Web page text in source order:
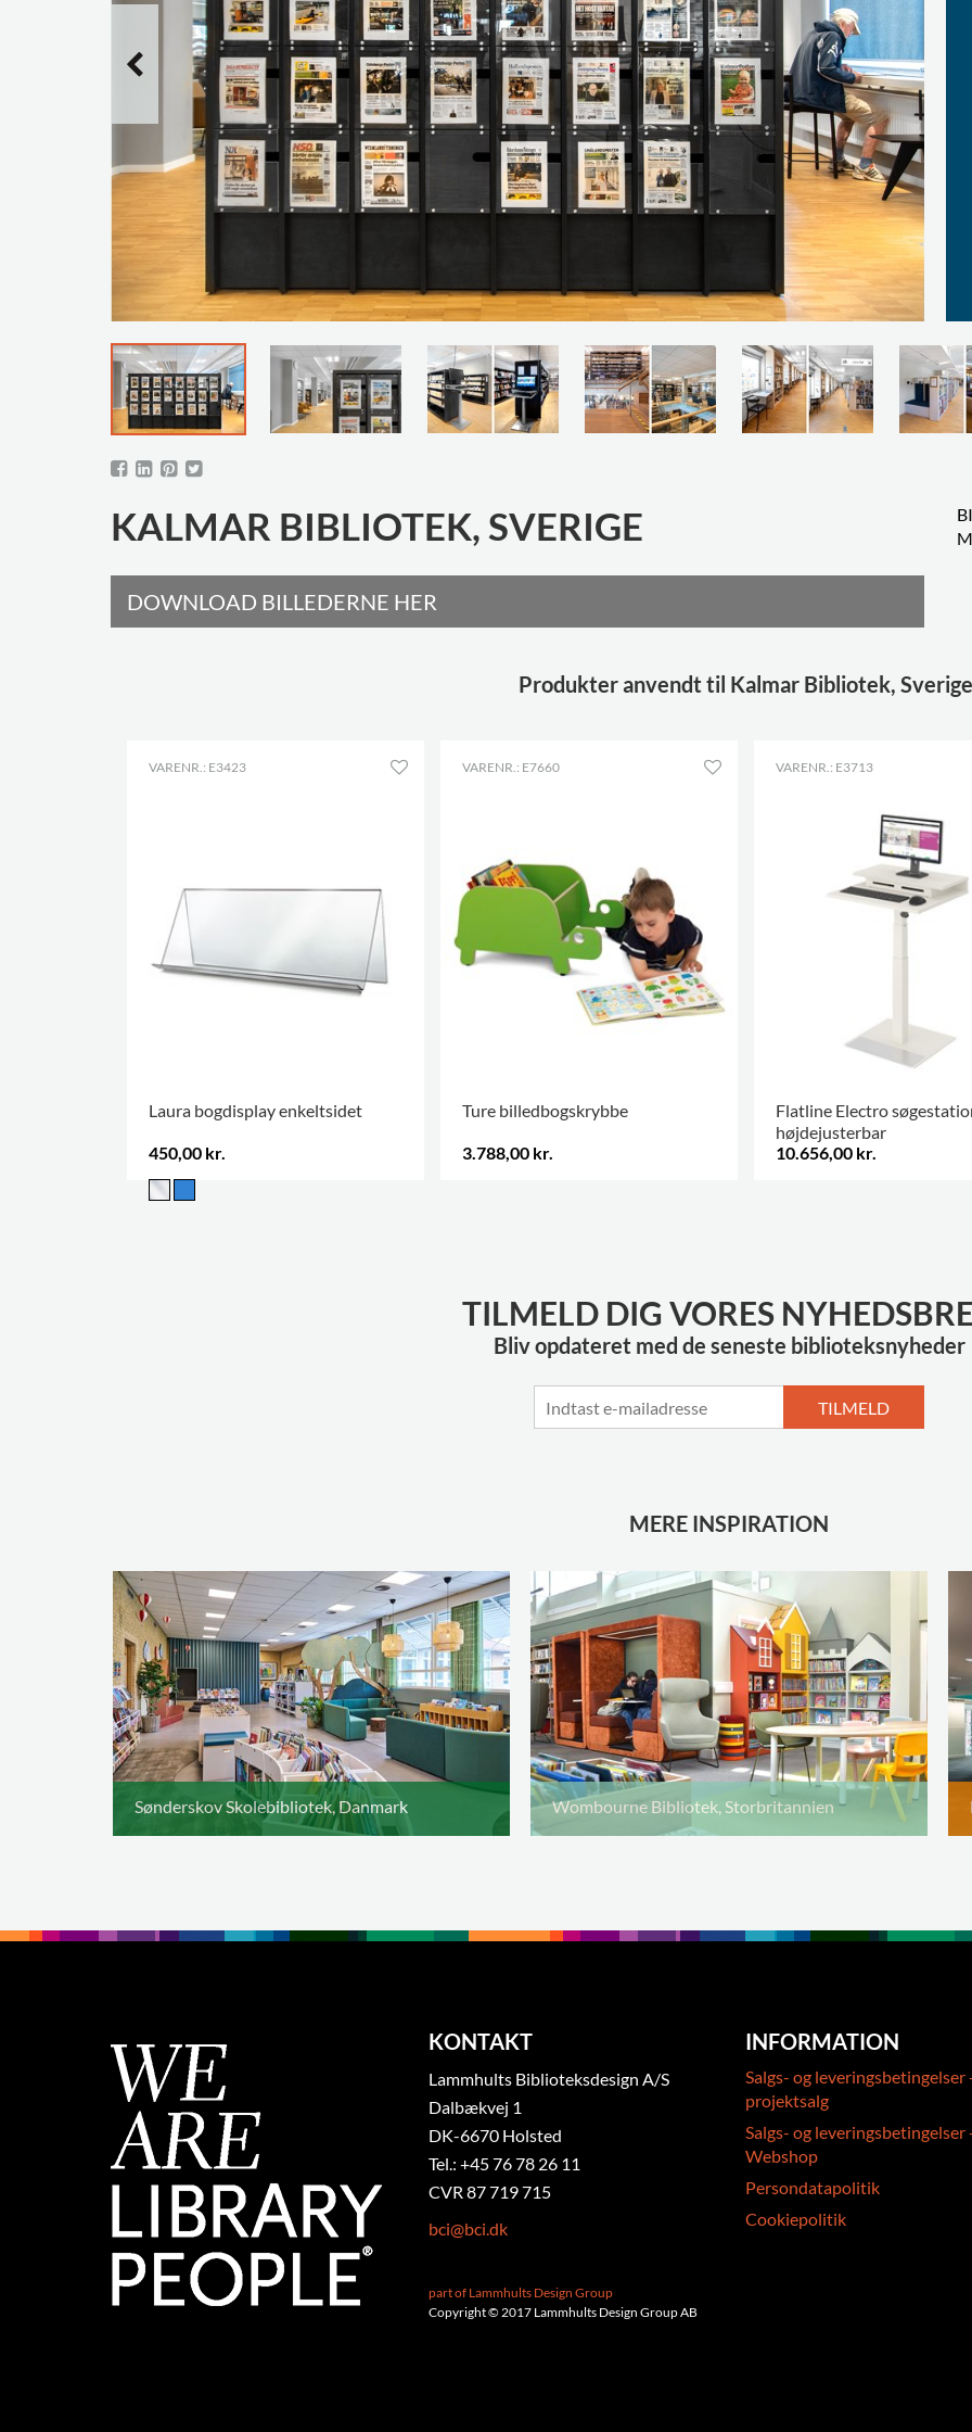
KALMAR BIBLIOTEK, SVERIGE
DOWNLOAD BILLEDERNE HER
Produkter anvendt til Kalmar Bibliotek, Sverige
VARENR.: E3423
Laura bogdisplay enkeltsidet
450,00 kr.
VARENR.: E7660
Ture billedbogskrybbe
3.788,00 kr.
VARENR.: E3713
Flatline Electro
højdejusterbar
10.656,00 kr.
TILMELD DIG VORES
Bliv opdateret med de seneste biblioteksnyheder
TILMELD
MERE INSPIRATION
Sønderskov Skolebibliotek, Danmark Wombourne Bibliotek, Storbritannien
KONTAKT
Lammhults Biblioteksdesign A/S
Dalbækvej 1
DK-6670 Holsted
Tel.: +45 76 78 26 11
CVR 87 719 715
bci@bci.dk
part of Lammhults Design Group
Copyright © 2017 Lammhults Design Group AB
INFORMATION
Salgs- og leveringsbetingelser
projektsalg
Salgs- og leveringsbetingelser
Webshop
Persondatapolitik
Cookiepolitik